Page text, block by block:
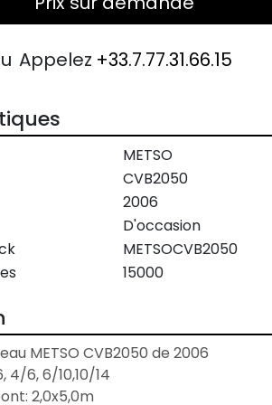
Appelez +33.7.77.31.66.15
METSO
CVB2050
2006
D'occasion
METSOCVB2050
15000
METSO CVB2050 de 2006
4/6, 6/10,10/14
2,0x5,0m